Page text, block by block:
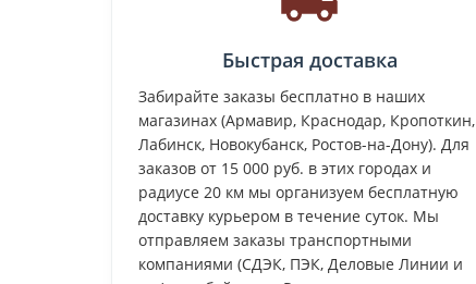
Быстрая доставка
Забирайте заказы бесплатно в наших
магазинах (Армавир, Краснодар, Кропоткин,
Лабинск, Новокубанск, Ростов-на-Дону). Для
заказов от 15 000 руб. в этих городах и
радиусе 20 км мы организуем бесплатную
доставку курьером в течение суток. Мы
отправляем заказы транспортными
компаниями (СДЭК, ПЭК, Деловые Линии и